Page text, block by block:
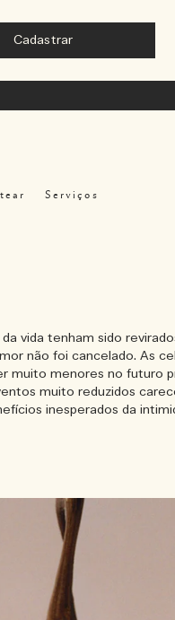
Serviços
vida tenham sido
não foi cancelado. As
muito menores no futuro
muito reduzidos
inesperados da